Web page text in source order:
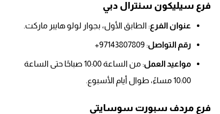
فرع سيليكون سنترال دبي
عنوان الفرع: الطابق الأول، بجوار لولو هايبر ماركت.
رقم التواصل: 97143807809+
مواعيد العمل
: من الساعة 10:00 صباحًا حتى الساعة
10:00 مساءً، طوال أيام الأسبوع.
فرع مردف سبورت سوسايتي